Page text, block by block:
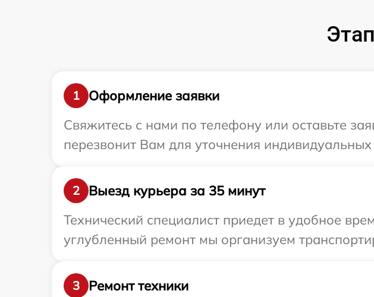
1
Оформление заявки
Свяжитесь с нами по телефону или оставьте
перезвонит Вам для уточнения
2
Выезд курьера за 35 минут
Технический специалист приедет в удобное
углубленный ремонт мы организуем
3
Ремонт техники